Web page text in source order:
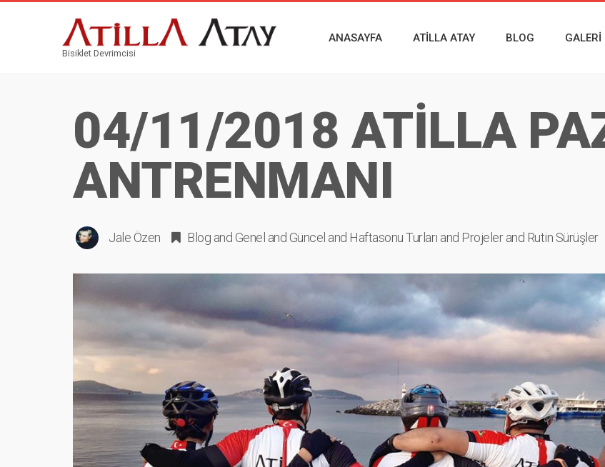
Bisiklet Devrimcisi
ANASAYFA ATILLA ATAY BLOG GALERI
04/11/2018 ATİLLA
ANTRENMANI
Jale Özen Blog and Genel and Güncel and Haftasonu Turları and Projelerand Rutin Sürüşler